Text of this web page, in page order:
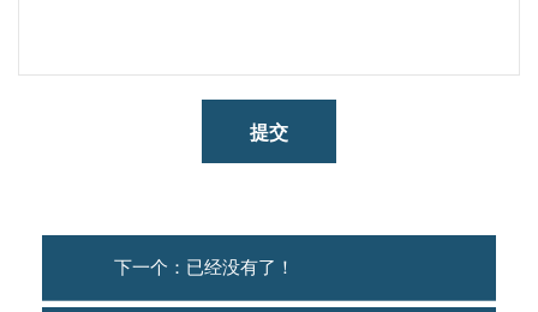
提交
下一个：已经没有了！